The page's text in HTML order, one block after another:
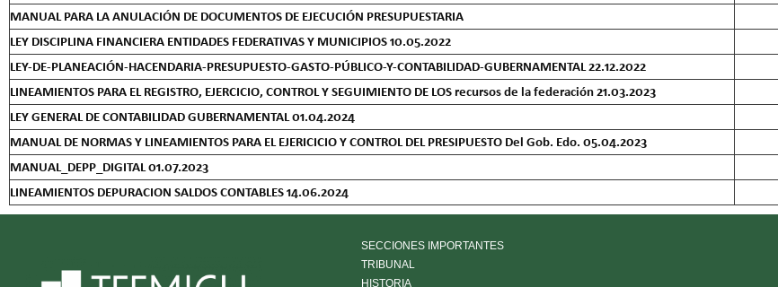
MANUAL PARA LA ANULACIÓN DE DOCUMENTOS DE EJECUCIÓN PRESUPUESTARIA
LEY DISCIPLINA FINANCIERA ENTIDADES FEDERATIVAS Y MUNICIPIOS 10.05.2022
LEY-DE-PLANEACIÓN-HACENDARIA-PRESUPUESTO-GASTO-PÚBLICO-Y-CONTABILIDAD-GUBERNAMENTAL 22.12.2022
LINEAMIENTOS PARA EL REGISTRO, EJERCICIO, CONTROL Y SEGUIMIENTO DE LOS recursos de la federación 21.03.2023
LEY GENERAL DE CONTABILIDAD GUBERNAMENTAL 01.04.2024
MANUAL DE NORMAS Y LINEAMIENTOS PARA EL EJERICICIO Y CONTROL DEL PRESIPUESTO Del Gob. Edo. 05.04.2023
MANUAL_DEPP_DIGITAL 01.07.2023
LINEAMIENTOS DEPURACION SALDOS CONTABLES 14.06.2024
SECCIONES IMPORTANTES
TRIBUNAL
HISTORIA